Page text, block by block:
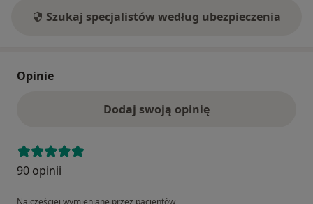
Szukaj specjalistów według ubezpieczenia
Opinie
Dodaj swoją opinię
90 opinii
Najczęściej wymieniane przez pacjentów